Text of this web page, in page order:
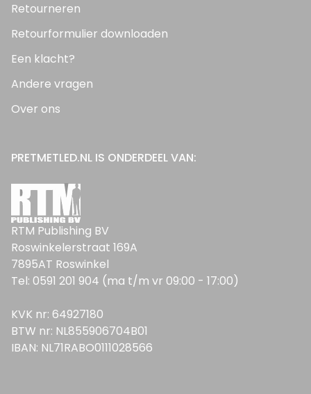
Retourneren
Retourformulier downloaden
Een klacht?
Andere vragen
Over ons
PRETMETLED.NL IS ONDERDEEL VAN:
RTM Publishing BV
Roswinkelerstraat 169A
7895AT Roswinkel
Tel: 0591 201 904 (ma t/m vr 09:00 - 17:00)
KVK nr: 64927180
BTW nr: NL855906704B01
IBAN: NL71RABO0111028566